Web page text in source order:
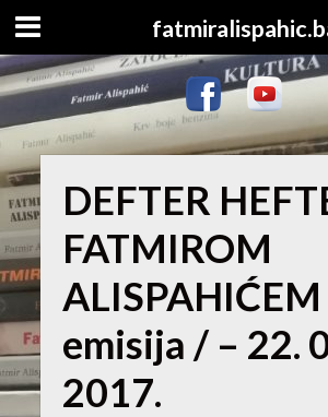
DEFTER
FATMIROM
emisija / – 22.
2017.